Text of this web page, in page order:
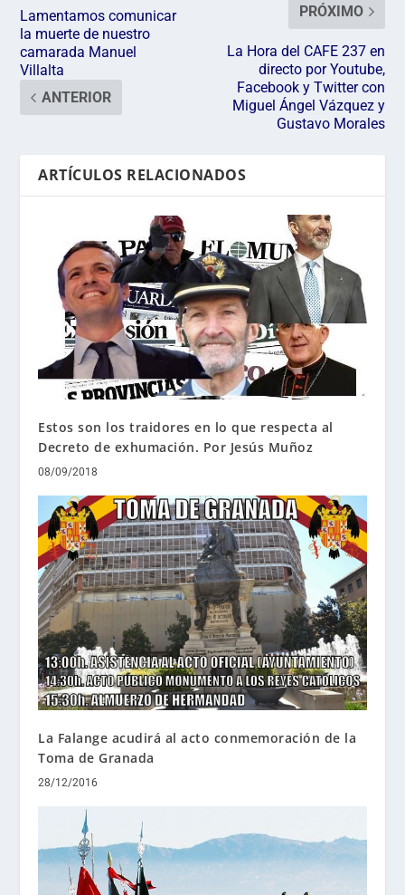
Lamentamos comunicar
la muerte de nuestro
camarada Manuel
Villalta
ANTERIOR
PRÓXIMO
La Hora del CAFE 237 en
directo por Youtube,
Facebook y Twitter con
Miguel Ángel Vázquez y
Gustavo Morales
ARTÍCULOS RELACIONADOS
Estos son los traidores en lo que respecta al
Decreto de exhumación. Por Jesús Muñoz
08/09/2018
La Falange acudirá al acto conmemoración de la
Toma de Granada
28/12/2016